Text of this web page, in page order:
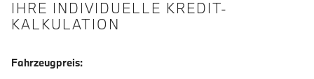
IHRE INDIVIDUELLE KREDIT-
KALKULATION
Fahrzeugpreis: